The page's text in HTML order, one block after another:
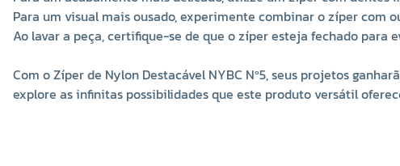
Para um visual mais ousado, experimente combinar o zíper com
Ao lavar a peça, certifique-se de que o zíper esteja fechado para
Com o Zíper de Nylon Destacável NYBC Nº5, seus projetos
explore as infinitas possibilidades que este produto versátil